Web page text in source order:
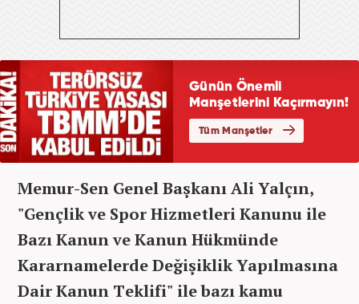
Memur-Sen Genel Başkanı Ali Yalçın,
"Gençlik ve Spor Hizmetleri Kanunu ile
Bazı Kanun ve Kanun Hükmünde
Kararnamelerde Değişiklik Yapılmasına
Dair Kanun Teklifi" ile bazı kamu